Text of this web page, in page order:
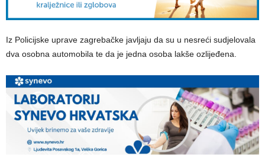
Iz Policijske uprave zagrebačke javljaju da su u nesreći sudjelovala
dva osobna automobila te da je jedna osoba lakše ozlijeđena.